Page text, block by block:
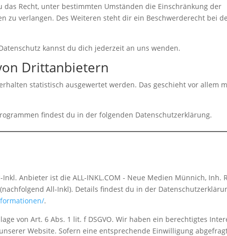
Recht, unter bestimmten Umständen die Einschränkung der
zu verlangen. Des Weiteren steht dir ein Beschwerderecht bei
kannst du dich jederzeit an uns wenden.
Drittanbietern
statistisch ausgewertet werden. Das geschieht vor allem
findest du in der folgenden Datenschutzerklärung.
Anbieter ist die ALL-INKL.COM - Neue Medien Münnich, Inh.
All-Inkl). Details findest du in der
.
von Art. 6 Abs. 1 lit. f DSGVO. Wir haben ein berechtigtes
Website. Sofern eine entsprechende Einwilligung